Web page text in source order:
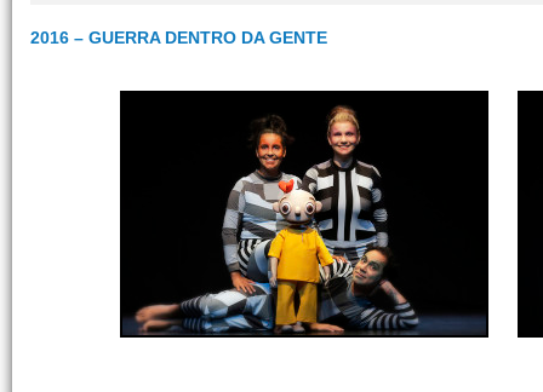
2016 – GUERRA DENTRO DA GENTE